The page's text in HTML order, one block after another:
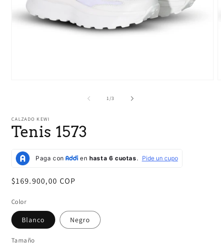
una
ventana
modal
1/de
3
CALZADO KEWI
Tenis 1573
Precio
$169.900,00 COP
Color
Blanco Negro
Tamaño